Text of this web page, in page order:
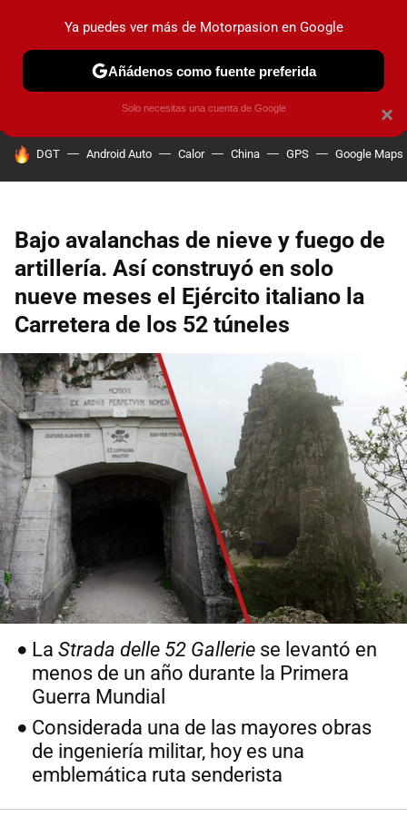
PRUEBAS COCHES ELÉCTRICOS OBSERVATORIO
HOY SE HABLA DE
DGT Android Auto Calor China GPS Google Maps
Bajo avalanchas de nieve y fuego de
artillería. Así construyó en solo
nueve meses el Ejército italiano la
Carretera de los 52 túneles
LaStrada delle 52 Gallerie se levantó en
menos de un año durante la Primera
Guerra Mundial
Considerada una de las mayores obras
de ingeniería militar, hoy es una
emblemática ruta senderista
×
Ya puedes ver más de Motorpasion en Google
Añádenos como fuente preferida
Solo necesitas una cuenta de Google